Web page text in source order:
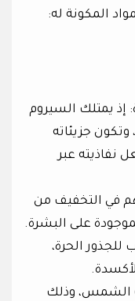
المكونة له:
يمتلك السيروم
وتكون جزيئاته
نفاذيته عبر
في التخفيف من
على البشرة.
للجذور الحرة،
الشمس، وذلك